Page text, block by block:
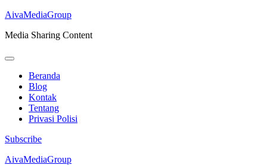
AivaMediaGroup
Media Sharing Content
Beranda
Blog
Kontak
Tentang
Privasi Polisi
Subscribe
Lompat
AivaMediaGroup